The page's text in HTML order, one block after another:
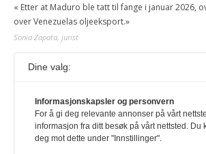
« Etter at Maduro ble tatt til fange i januar 2026,
over Venezuelas oljeeksport.»
Sonia Zapata, jurist
117,8 millioner er på flukt, en
1. august 2026
Ville ha tilsvart verdens trettende største land i
denne må du ha abonnement Logg inn her Ny
Dine valg:
Informasjonskapsler og personvern
For å gi deg relevante annonser på vårt
informasjon fra ditt besøk på vårt nettsted. Du
deg mot dette under "Innstillinger".